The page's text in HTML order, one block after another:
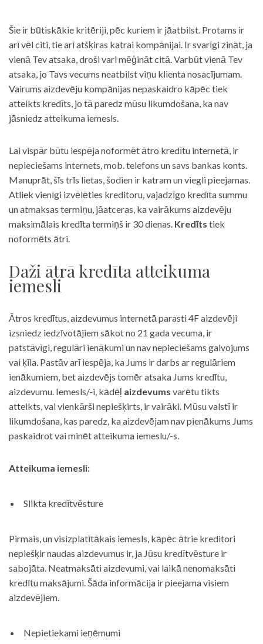
Šie ir būtiskākie kritēriji, pēc kuriem ir jāatbilst. Protams ir
arī vēl citi, tie arī atšķiras katrai kompānijai. Ir svarīgi zināt, ja
vienā Tev atsaka, droši vari mēģināt citā. Varbūt vienā Tev
atsaka, jo Tavs vecums neatbilst viņu klienta nosacījumam.
Vairums aizdevēju kompānijas nepaskaidro kāpēc tiek
atteikts kredīts, jo tā paredz mūsu likumdošana, ka nav
jāsniedz atteikuma iemesls.
Lai vispār būtu iespēja noformēt ātro kredītu internetā, ir
nepieciešams internets, mob. telefons un savs bankas konts.
Manuprāt, šīs trīs lietas, šodien ir katram un viegli pieejamas.
Atliek vienīgi izvēlēties kreditoru, vajadzīgo kredīta summu
un atmaksas termiņu, jāatceras, ka vairākums aizdevēju
maksimālais kredīta termiņš ir 30 dienas. Kredīts tiek
noformēts ātri.
Daži ātrā kredīta atteikuma
iemesli
Ātros kredītus, aizdevumus internetā parasti 4F aizdevēji
izsniedz iedzīvotājiem sākot no 21 gada vecuma, ir
patstāvīgi, regulāri ienākumi un nav nepieciešams galvojums
vai ķīla. Pastāv arī iespēja, ka Jums ir darbs ar regulāriem
ienākumiem, bet aizdevējs tomēr atsaka Jums kredītu,
aizdevumu. Iemesls/-i, kādēļ aizdevums varētu tikts
atteikts, vai vienkārši nepiešķirts, ir vairāki. Mūsu valstī ir
likumdošana, kas paredz, ka aizdevējam nav pienākums Jums
paskaidrot vai minēt atteikuma iemeslu/-s.
Atteikuma iemesli:
Slikta kredītvēsture
Pirmais, un visizplatītākais iemesls, kāpēc ātrie kreditori
nepiešķir naudas aizdevumus ir, ja Jūsu kredītvēsture ir
sabojāta. Neatmaksāti aizdevumi, vai laikā nenomaksāti
kredītu maksājumi. Šāda informācija ir pieejama visiem
aizdevējiem.
Nepietiekami ieņēmumi